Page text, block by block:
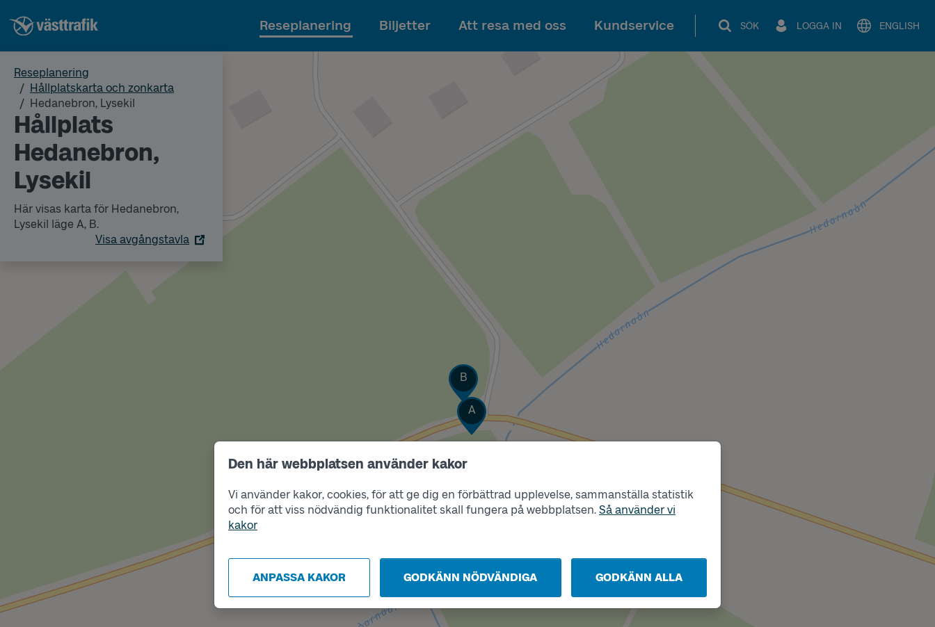
Den här webbplatsen använder kakor
Vi använder kakor, cookies, för att ge dig en förbättrad upplevelse, sammanställa statistik
och för att viss nödvändig funktionalitet skall fungera på webbplatsen. Så använder vi
kakor
ANPASSA KAKOR GODKÄNN NÖDVÄNDIGA GODKÄNN ALLA
Till innehållet
Reseplanering Biljetter Att resa med oss Kundservice SÖK LOGGA IN ENGLISH
Reseplanering
Hållplatskarta och zonkarta
Hedanebron, Lysekil
Hållplats
Hedanebron,
Lysekil
Här visas karta för Hedanebron,
Lysekil läge A, B.
Visa avgångstavla
Läge
A
Läge
B